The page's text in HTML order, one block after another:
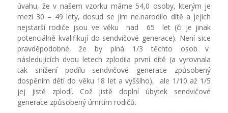
úvahu, že v našem vzorku máme 54,0 osoby, kterým je
mezi 30 – 49 lety, dosud se jim ne.narodilo dítě a jejich
nejstarší rodiče jsou ve věku nad 65 let (či je jinak
potenciálně kvalifikují do sendvičové generace). Není sice
pravděpodobné, že by plná 1/3 těchto osob v
následujících dvou letech zplodila první dítě (a vyrovnala
tak snížení podílu sendvičové generace způsobený
dospěním dětí do věku 18 let a vyššího), ale 1/10 až 1/5
jej jistě zplodí. Což jistě doplní úbytek sendvičové
generace způsobený úmrtím rodičů.